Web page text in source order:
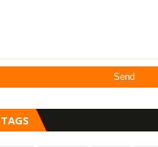
TAGS